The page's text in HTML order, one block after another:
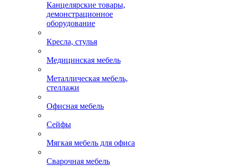
Канцелярские товары,
демонстрационное
оборудование
Кресла, стулья
Медицинская мебель
Металлическая мебель,
стеллажи
Офисная мебель
Сейфы
Мягкая мебель для офиса
Сварочная мебель